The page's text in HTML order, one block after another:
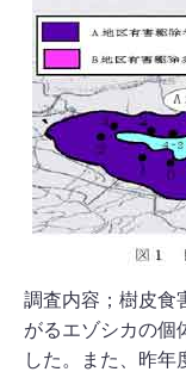
調査内容；樹皮食
がるエゾシカの個
した。また、昨年